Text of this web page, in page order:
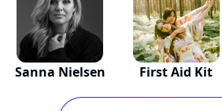
Sanna Nielsen First Aid Kit